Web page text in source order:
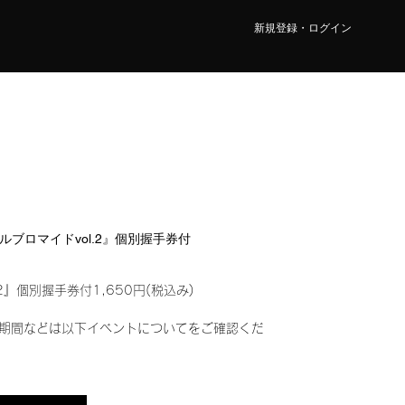
新規登録・ログイン
ブロマイドvol.2』個別握手券付
』個別握手券付1,650円(税込み)
間などは以下イベントについてをご確認くだ